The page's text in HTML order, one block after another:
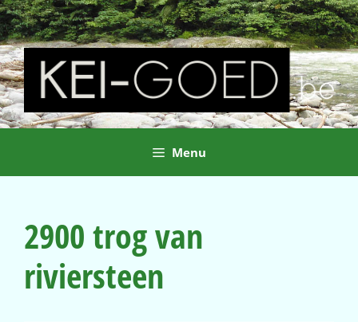
Ga
naar
de
inhoud
Menu
2900 trog van
riviersteen